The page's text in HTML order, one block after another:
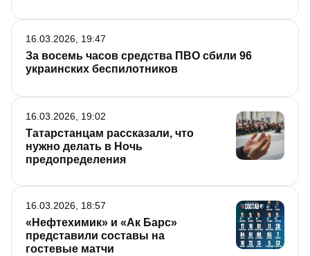
За восемь часов средства ПВО сбили 96
украинских беспилотников
16.03.2026, 19:47
Татарстанцам рассказали, что
нужно делать в Ночь
предопределения
16.03.2026, 19:02
«Нефтехимик» и «Ак Барс»
представили составы на
гостевые матчи
16.03.2026, 18:57